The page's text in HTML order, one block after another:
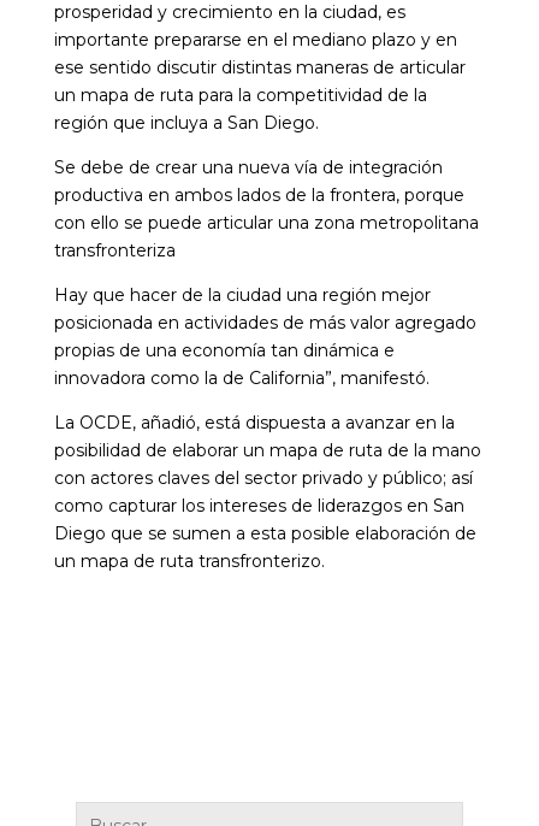
prosperidad y crecimiento en la ciudad, es
importante prepararse en el mediano plazo y en
ese sentido discutir distintas maneras de articular
un mapa de ruta para la competitividad de la
región que incluya a San Diego.
Se debe de crear una nueva vía de integración
productiva en ambos lados de la frontera, porque
con ello se puede articular una zona metropolitana
transfronteriza
Hay que hacer de la ciudad una región mejor
posicionada en actividades de más valor agregado
propias de una economía tan dinámica e
innovadora como la de California”, manifestó.
La OCDE, añadió, está dispuesta a avanzar en la
posibilidad de elaborar un mapa de ruta de la mano
con actores claves del sector privado y público; así
como capturar los intereses de liderazgos en San
Diego que se sumen a esta posible elaboración de
un mapa de ruta transfronterizo.